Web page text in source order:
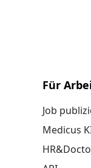
Für
Job
Medicus